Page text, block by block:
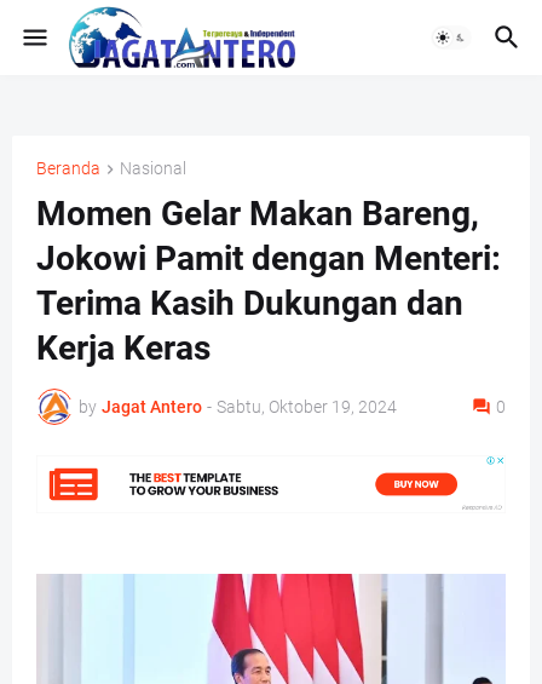
Beranda Nasional
Momen Gelar Makan Bareng,
Jokowi Pamit dengan Menteri:
Terima Kasih Dukungan dan
Kerja Keras
by Jagat Antero - Sabtu, Oktober 19, 2024 0